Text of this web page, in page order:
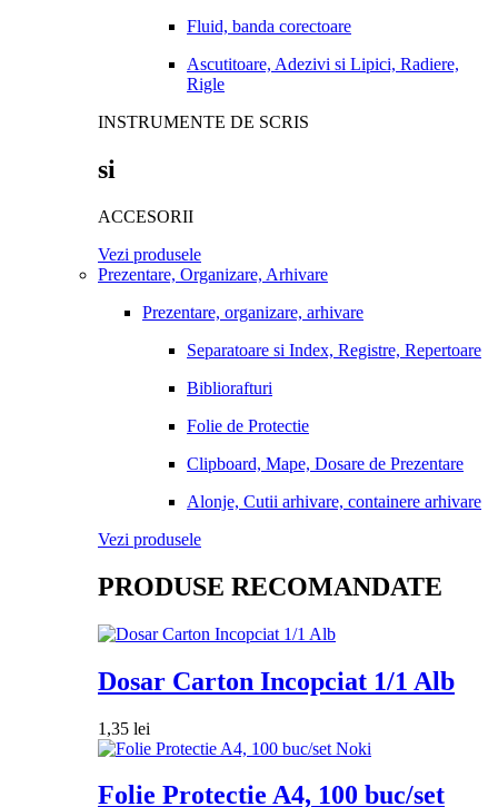
Fluid, banda corectoare
Ascutitoare, Adezivi si Lipici, Radiere,
Rigle
INSTRUMENTE DE SCRIS
si
ACCESORII
Vezi produsele
Prezentare, Organizare, Arhivare
Prezentare, organizare, arhivare
Separatoare si Index, Registre, Repertoare
Bibliorafturi
Folie de Protectie
Clipboard, Mape, Dosare de Prezentare
Alonje, Cutii arhivare, containere arhivare
Vezi produsele
PRODUSE RECOMANDATE
Dosar Carton Incopciat 1/1 Alb
1,35 lei
Folie Protectie A4, 100 buc/set